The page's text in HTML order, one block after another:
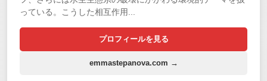
っている。こうした相互作用...
プロフィールを見る
emmastepanova.com →